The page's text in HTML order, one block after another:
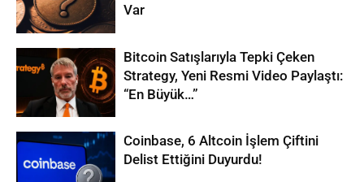
Var
Bitcoin Satışlarıyla Tepki Çeken
Strategy, Yeni Resmi Video Paylaştı:
“En Büyük…”
Coinbase, 6 Altcoin İşlem Çiftini
Delist Ettiğini Duyurdu!